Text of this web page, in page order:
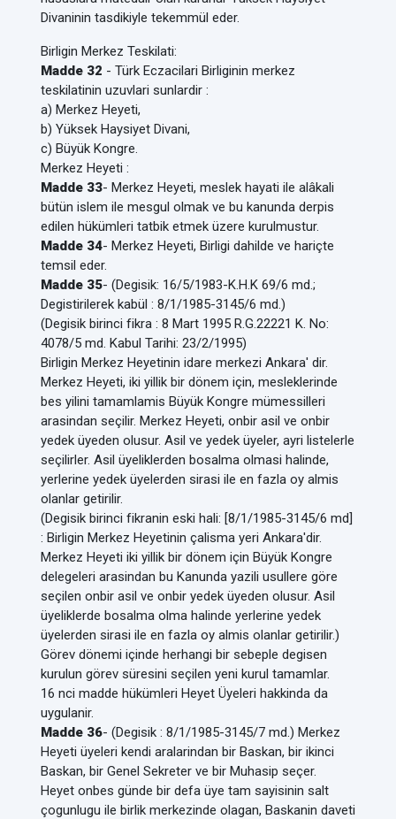
Divaninin tasdikiyle tekemmül eder.
Birligin Merkez Teskilati:
Madde 32 - Türk Eczacilari Birliginin merkez
teskilatinin uzuvlari sunlardir :
a) Merkez Heyeti,
b) Yüksek Haysiyet Divani,
c) Büyük Kongre.
Merkez Heyeti :
Madde 33- Merkez Heyeti, meslek hayati ile alâkali
bütün islem ile mesgul olmak ve bu kanunda derpis
edilen hükümleri tatbik etmek üzere kurulmustur.
Madde 34- Merkez Heyeti, Birligi dahilde ve hariçte
temsil eder.
Madde 35- (Degisik: 16/5/1983-K.H.K 69/6 md.;
Degistirilerek kabül : 8/1/1985-3145/6 md.)
(Degisik birinci fikra : 8 Mart 1995 R.G.22221 K. No:
4078/5 md. Kabul Tarihi: 23/2/1995)
Birligin Merkez Heyetinin idare merkezi Ankara' dir.
Merkez Heyeti, iki yillik bir dönem için, mesleklerinde
bes yilini tamamlamis Büyük Kongre mümessilleri
arasindan seçilir. Merkez Heyeti, onbir asil ve onbir
yedek üyeden olusur. Asil ve yedek üyeler, ayri listelerle
seçilirler. Asil üyeliklerden bosalma olmasi halinde,
yerlerine yedek üyelerden sirasi ile en fazla oy almis
olanlar getirilir.
(Degisik birinci fikranin eski hali: [8/1/1985-3145/6 md]
: Birligin Merkez Heyetinin çalisma yeri Ankara'dir.
Merkez Heyeti iki yillik bir dönem için Büyük Kongre
delegeleri arasindan bu Kanunda yazili usullere göre
seçilen onbir asil ve onbir yedek üyeden olusur. Asil
üyeliklerde bosalma olma halinde yerlerine yedek
üyelerden sirasi ile en fazla oy almis olanlar getirilir.)
Görev dönemi içinde herhangi bir sebeple degisen
kurulun görev süresini seçilen yeni kurul tamamlar.
16 nci madde hükümleri Heyet Üyeleri hakkinda da
uygulanir.
Madde 36- (Degisik : 8/1/1985-3145/7 md.) Merkez
Heyeti üyeleri kendi aralarindan bir Baskan, bir ikinci
Baskan, bir Genel Sekreter ve bir Muhasip seçer.
Heyet onbes günde bir defa üye tam sayisinin salt
çogunlugu ile birlik merkezinde olagan, Baskanin daveti